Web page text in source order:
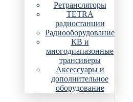
Ретрансляторы
TETRA
радиостанции
Радиооборудование
КВ и
многодиапазонные
трансиверы
Аксессуары и
дополнительное
оборудование